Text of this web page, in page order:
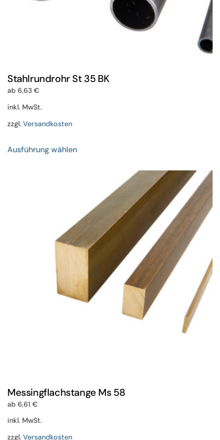
Stahlrundrohr St 35 BK
ab 6,63 €
inkl. MwSt.
zzgl. Versandkosten
Ausführung wählenProdukt
Die
Optionen
können
auf
Produktseite
gewählt
werden
Messingflachstange Ms 58
ab 6,61 €
inkl. MwSt.
zzgl. Versandkosten